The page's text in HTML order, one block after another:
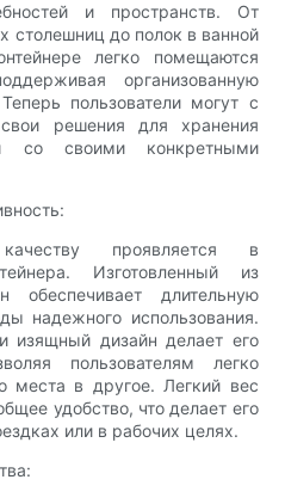
и пространств. От
столешниц до полок в ванной
легко помещаются
организованную
пользователи могут с
свои решения для хранения
со своими конкретными
проявляется в
Изготовленный из
обеспечивает длительную
надежного использования.
изящный дизайн делает его
пользователям легко
места в другое. Легкий вес
удобство, что делает его
или в рабочих целях.